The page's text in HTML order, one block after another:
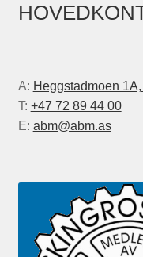
A: Heggstadmoen
T: +47 72 89 44 00
E: abm@abm.as